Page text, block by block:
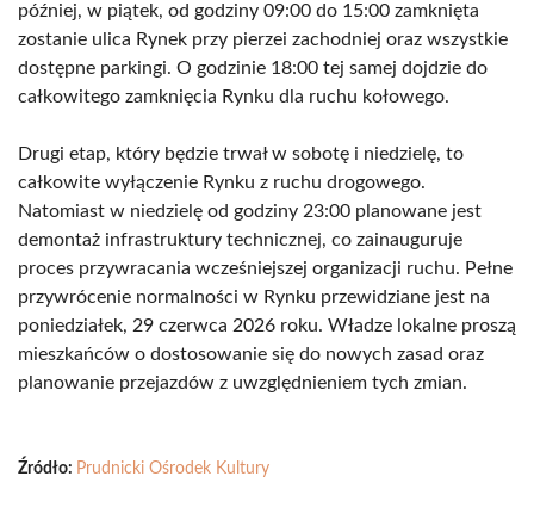
później, w piątek, od godziny 09:00 do 15:00 zamknięta
zostanie ulica Rynek przy pierzei zachodniej oraz wszystkie
dostępne parkingi. O godzinie 18:00 tej samej dojdzie do
całkowitego zamknięcia Rynku dla ruchu kołowego.
Drugi etap, który będzie trwał w sobotę i niedzielę, to
całkowite wyłączenie Rynku z ruchu drogowego.
Natomiast w niedzielę od godziny 23:00 planowane jest
demontaż infrastruktury technicznej, co zainauguruje
proces przywracania wcześniejszej organizacji ruchu. Pełne
przywrócenie normalności w Rynku przewidziane jest na
poniedziałek, 29 czerwca 2026 roku. Władze lokalne proszą
mieszkańców o dostosowanie się do nowych zasad oraz
planowanie przejazdów z uwzględnieniem tych zmian.
Źródło: Prudnicki Ośrodek Kultury